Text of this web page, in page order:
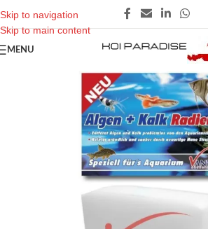
Skip to navigation
Skip to main content
MENU